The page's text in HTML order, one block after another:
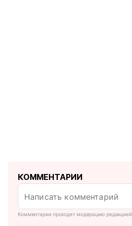
КОММЕНТАРИИ
Комментарии проходят модерацию редакцией